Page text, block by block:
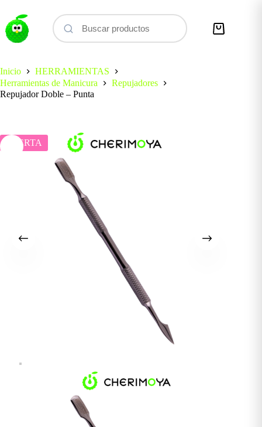
contenido
Carro
Inicio
HERRAMIENTAS
Herramientas de Manicura
Repujadores
Repujador Doble – Punta
OFERTA